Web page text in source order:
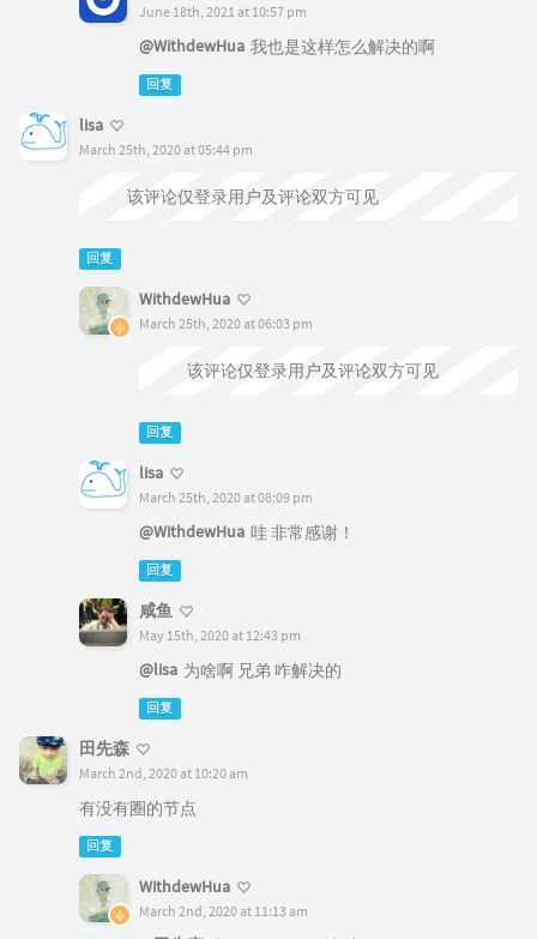
June 18th, 2021 at 10:57 pm
@WithdewHua 我也是这样怎么解决的啊
回复
lisa
March 25th, 2020 at 05:44 pm
该评论仅登录用户及评论双方可见
回复
WithdewHua
March 25th, 2020 at 06:03 pm
该评论仅登录用户及评论双方可见
回复
lisa
March 25th, 2020 at 08:09 pm
@WithdewHua 哇 非常感谢！
回复
咸鱼
May 15th, 2020 at 12:43 pm
@lisa 为啥啊 兄弟 咋解决的
回复
田先森
March 2nd, 2020 at 10:20 am
有没有圈的节点
回复
WithdewHua
March 2nd, 2020 at 11:13 am